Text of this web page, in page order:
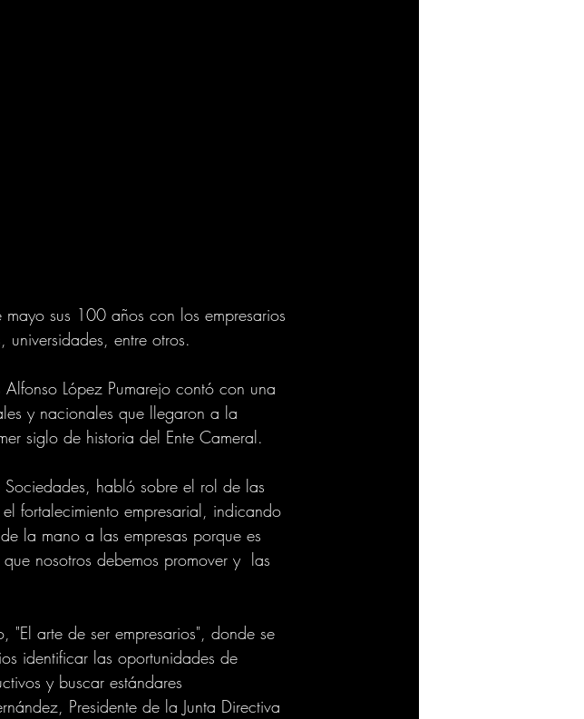
sus 100 años con los empresarios
entre otros.
López Pumarejo contó con una
y nacionales que llegaron a la
siglo de historia del Ente Cameral.
Sociedades, habló sobre el rol de las
fortalecimiento empresarial, indicando
la mano a las empresas porque es
nosotros debemos promover y  las
"El arte de ser empresarios", donde se
identificar las oportunidades de
y buscar estándares
Presidente de la Junta Directiva